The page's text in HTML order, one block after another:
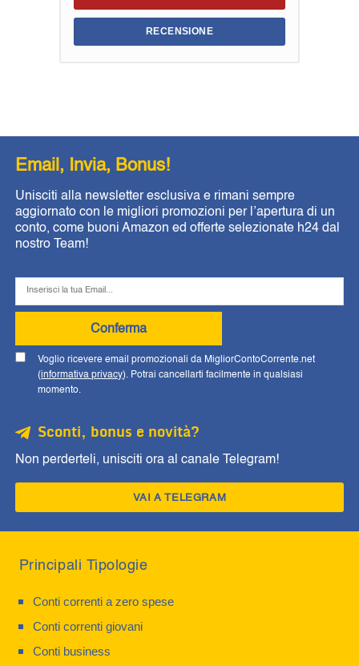
RECENSIONE
Email, Invia, Bonus!
Unisciti alla newsletter esclusiva e rimani sempre
aggiornato con le migliori promozioni per l’apertura di un
conto, come buoni Amazon ed offerte selezionate h24 dal
nostro Team!
Conferma
Voglio ricevere email promozionali da MigliorContoCorrente.net
(informativa privacy). Potrai cancellarti facilmente in qualsiasi
momento.
Sconti, bonus e novità?
Non perderteli, unisciti ora al canale Telegram!
VAI A TELEGRAM
Principali Tipologie
Conti correnti a zero spese
Conti correnti giovani
Conti business